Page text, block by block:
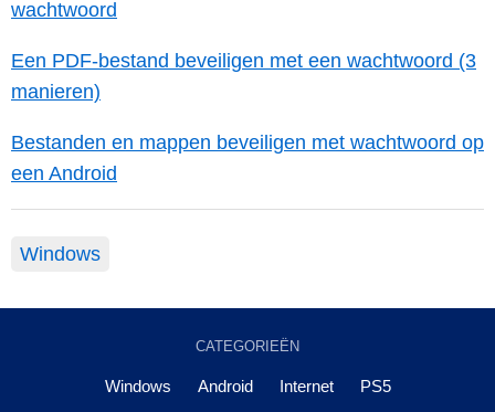
wachtwoord
Een PDF-bestand beveiligen met een wachtwoord (3
manieren)
Bestanden en mappen beveiligen met wachtwoord op
een Android
Windows
CATEGORIEËN
Windows Android Internet PS5